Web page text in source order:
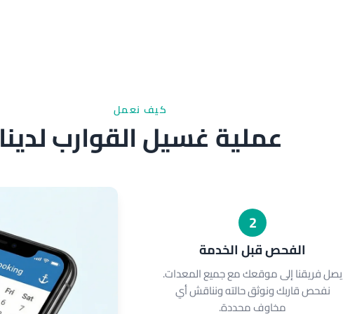
كيف نعمل
عملية غسيل القوارب لدينا
2
الفحص قبل الخدمة
يصل فريقنا إلى موقعك مع جميع المعدات.
نفحص قاربك ونوثق حالته ونناقش أي
مخاوف محددة.